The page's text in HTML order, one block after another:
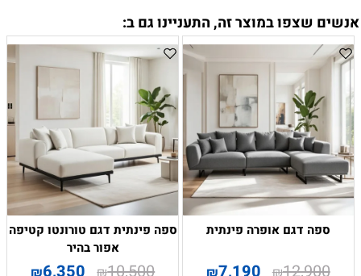
אנשים שצפו במוצר זה, התעניינו גם ב:
ספה דגם אופרה פינתית
ספה פינתית דגם טורונטו קטיפה
אפור בהיר